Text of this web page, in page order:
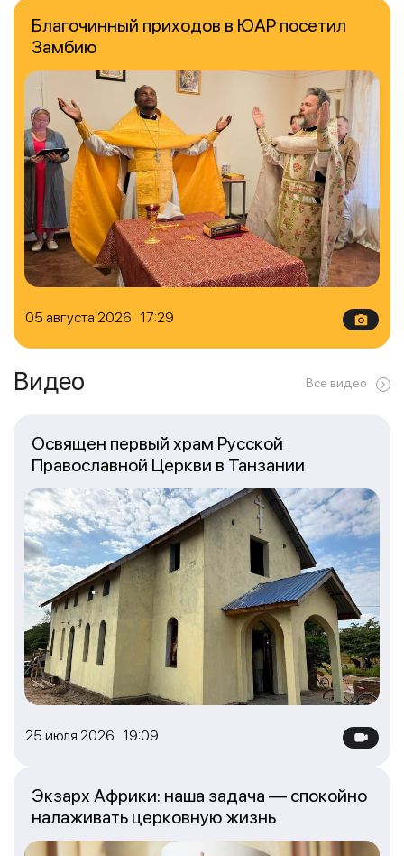
05 августа 2026 17:29
Благочинный приходов в ЮАР посетил
Замбию
Видео Все видео
25 июля 2026 19:09
Освящен первый храм Русской
Православной Церкви в Танзании
Экзарх Африки: наша задача — спокойно
налаживать церковную жизнь